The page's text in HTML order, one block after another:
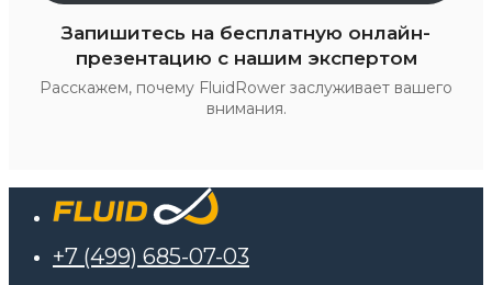
Запишитесь на бесплатную онлайн-
презентацию с нашим экспертом
Расскажем, почему FluidRower заслуживает вашего
внимания.
+7 (499) 685-07-03